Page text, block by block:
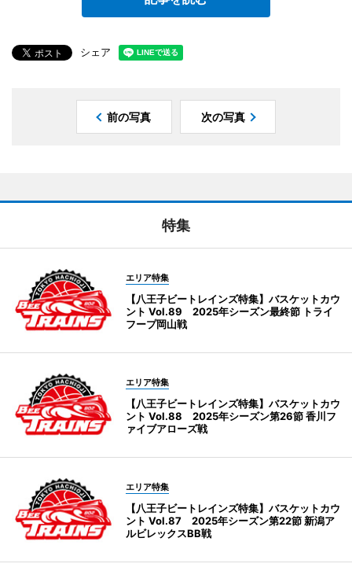
シェア
前の写真 次の写真
特集
エリア特集
【八王子ビートレインズ特集】バスケットカウ
ント Vol.89 2025年シーズン最終節 トライ
フープ岡山戦
エリア特集
【八王子ビートレインズ特集】バスケットカウ
ント Vol.88 2025年シーズン第26節 香川フ
ァイブアローズ戦
エリア特集
【八王子ビートレインズ特集】バスケットカウ
ント Vol.87 2025年シーズン第22節 新潟ア
ルビレックスBB戦